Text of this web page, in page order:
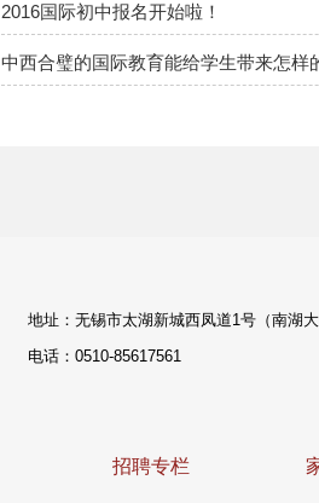
2016国际初中报名开始啦！
中西合璧的国际教育能给学生带来怎样
地址：无锡市太湖新城西凤道1号（南湖大
电话：0510-85617561
招聘专栏